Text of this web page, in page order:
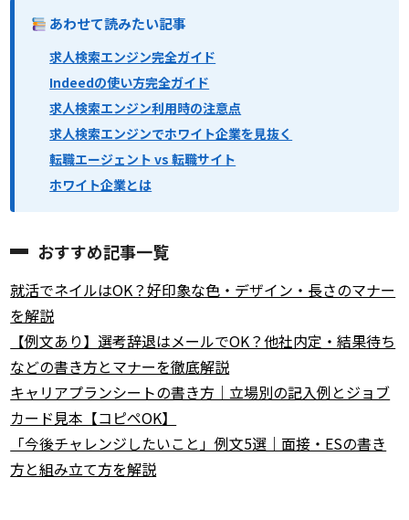
あわせて読みたい記事
求人検索エンジン完全ガイド
Indeedの使い方完全ガイド
求人検索エンジン利用時の注意点
求人検索エンジンでホワイト企業を見抜く
転職エージェント vs 転職サイト
ホワイト企業とは
おすすめ記事一覧
就活でネイルはOK？好印象な色・デザイン・長さのマナー
を解説
【例文あり】選考辞退はメールでOK？他社内定・結果待ち
などの書き方とマナーを徹底解説
キャリアプランシートの書き方｜立場別の記入例とジョブ
カード見本【コピペOK】
「今後チャレンジしたいこと」例文5選｜面接・ESの書き
方と組み立て方を解説